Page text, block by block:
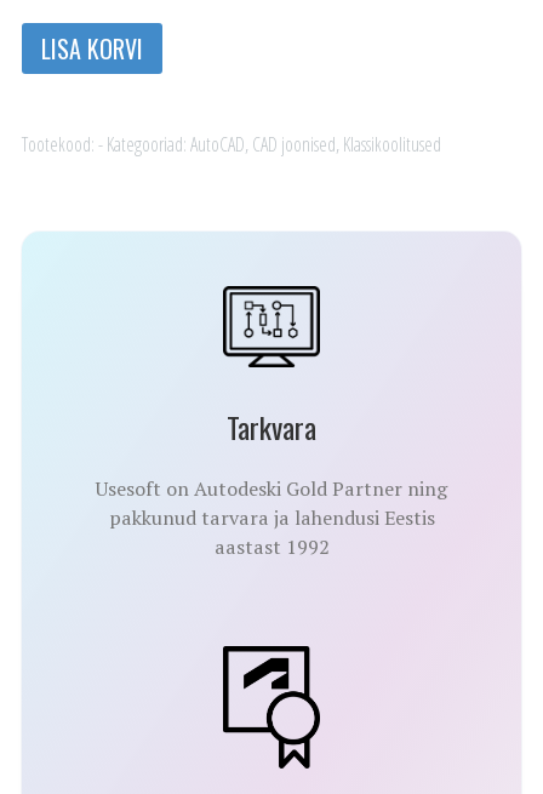
AutoCAD
2D
kogus
LISA KORVI
Tootekood:-Kategooriad:AutoCAD, CAD joonised, Klassikoolitused
Tarkvara
Usesoft on Autodeski Gold Partner ning
pakkunud tarvara ja lahendusi Eestis
aastast 1992